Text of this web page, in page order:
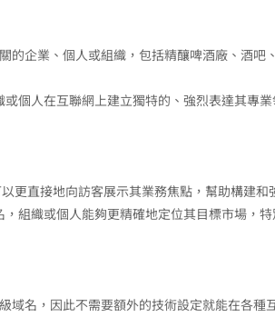
的企業、個人或組織，包括精釀啤酒廠、酒吧
個人在互聯網上建立獨特的、強烈表達其專
更直接地向訪客展示其業務焦點，幫助構建和
組織或個人能夠更精確地定位其目標市場，
域名，因此不需要額外的技術設定就能在各種